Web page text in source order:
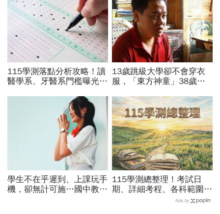
115學測落點分析攻略！讀
醫學系、牙醫系門檻曝光，
要搭配「3種篩選法」
13歲跳級大學卻不會穿衣
服，「東方神童」38歲驟
多容易
學生不在乎遲到、上課玩手
機，卻無計可施…國中教師
115學測總整理！考試日
期、詳細考程、各科範圍…
成績查詢、學測五標、級分
Ads by